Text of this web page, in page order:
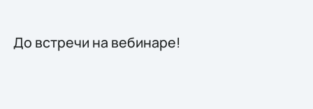
До встречи на вебинаре!